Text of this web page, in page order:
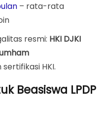
– rata-rata
resmi: HKI DJKI
sertifikasi HKI.
Beasiswa LPDP